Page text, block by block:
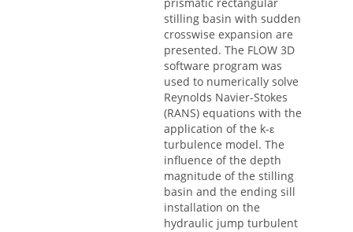
prismatic rectangular
stilling basin with sudden
crosswise expansion are
presented. The FLOW 3D
software program was
used to numerically solve
Reynolds Navier-Stokes
(RANS) equations with the
application of the k-ε
turbulence model. The
influence of the depth
magnitude of the stilling
basin and the ending sill
installation on the
hydraulic jump turbulent